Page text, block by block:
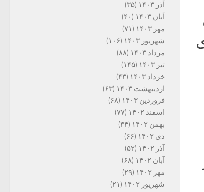
آذر ۱۴۰۳
(۳۵)
آبان ۱۴۰۳
(۴۰)
مهر ۱۴۰۳
(۷۱)
شهریور ۱۴۰۳
(۱۰۶)
مرداد ۱۴۰۳
(۸۸)
تیر ۱۴۰۳
(۱۴۵)
خرداد ۱۴۰۳
(۴۳)
اردیبهشت ۱۴۰۳
(۶۳)
فروردین ۱۴۰۳
(۶۸)
اسفند ۱۴۰۲
(۷۷)
بهمن ۱۴۰۲
(۳۴)
دی ۱۴۰۲
(۶۶)
آذر ۱۴۰۲
(۵۲)
آبان ۱۴۰۲
(۶۸)
مهر ۱۴۰۲
(۲۹)
شهریور ۱۴۰۲
(۲۱)